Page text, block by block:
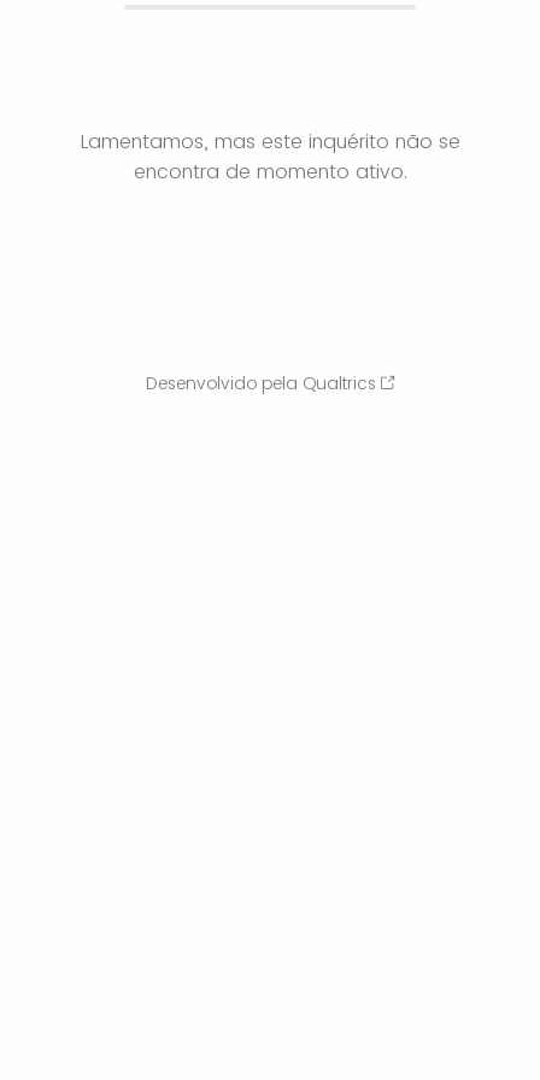
Lamentamos, mas este inquérito não se
encontra de momento ativo.
Desenvolvido pela Qualtrics